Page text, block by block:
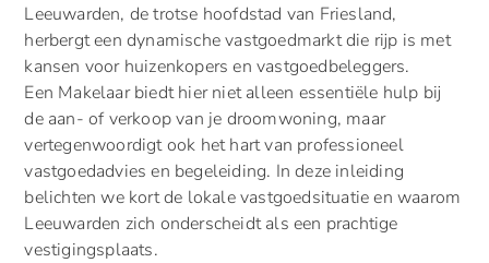
Leeuwarden, de trotse hoofdstad van Friesland,
herbergt een dynamische vastgoedmarkt die rijp is met
kansen voor huizenkopers en vastgoedbeleggers.
Een Makelaar biedt hier niet alleen essentiële hulp bij
de aan- of verkoop van je droomwoning, maar
vertegenwoordigt ook het hart van professioneel
vastgoedadvies en begeleiding. In deze inleiding
belichten we kort de lokale vastgoedsituatie en waarom
Leeuwarden zich onderscheidt als een prachtige
vestigingsplaats.